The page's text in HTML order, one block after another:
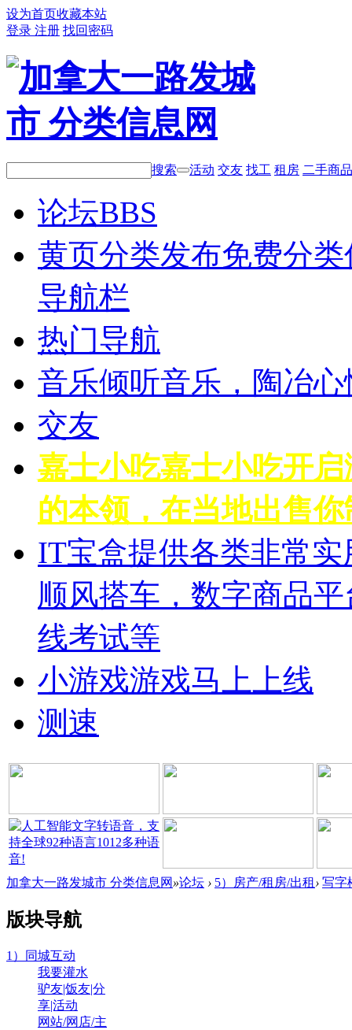
设为首页收藏本站
登录 注册 找回密码
搜索 活动 交友 找工 租房 二手商品
论坛BBS
黄页分类发布免费分
导航栏
热门导航
音乐倾听音乐，陶冶心
交友
嘉士小吃嘉士小吃开
的本领，在当地出售
IT宝盒提供各类非常
顺风搭车，数字商品
线考试等
小游戏游戏马上上线
测速
加拿大一路发城市 分类信息网 »论坛 › 5）房产/租房/出租 › 写字
版块导航
1）同城互动
我要灌水
驴友|饭友|分
享|活动
网站/网店/主